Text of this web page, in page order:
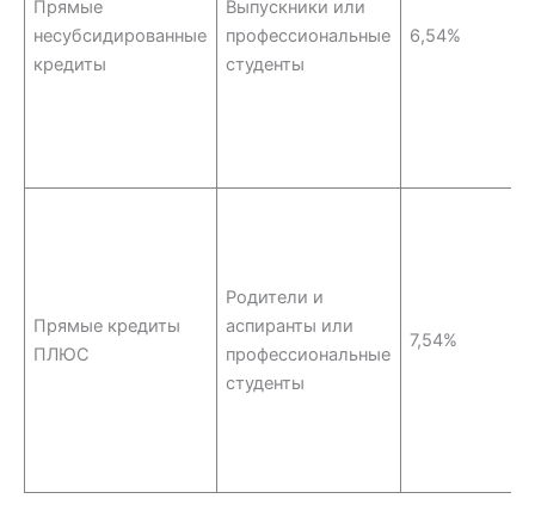
Прямые
несубсидированные
кредиты
Выпускники или
профессиональные
студенты
6,54%
Прямые кредиты
ПЛЮС
Родители и
аспиранты или
профессиональные
студенты
7,54%